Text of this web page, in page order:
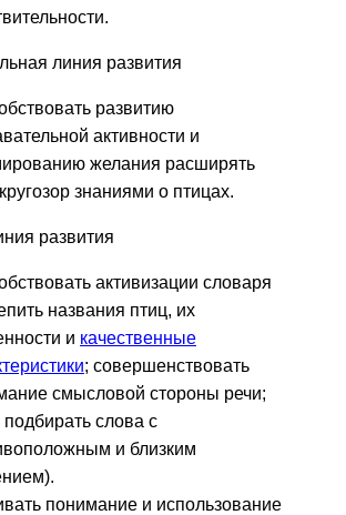
линия развития
развитию
активности и
желания расширять
знаниями о птицах.
развития
активизации словаря
названия птиц, их
и качественные
; совершенствовать
смысловой стороны речи;
подбирать слова с
и близким
понимание и использование